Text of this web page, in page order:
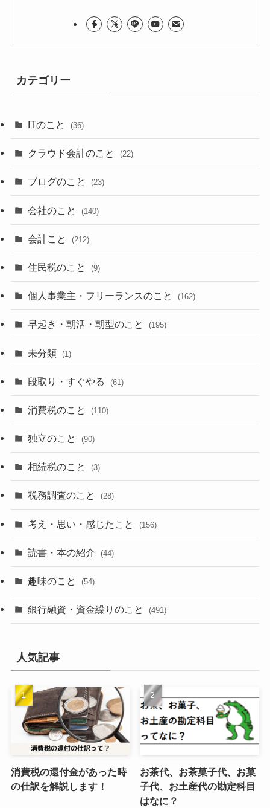
カテゴリー
ITのこと (36)
クラウド会計のこと (22)
ブログのこと (23)
会社のこと (140)
会計こと (212)
住民税のこと (9)
個人事業主・フリーランスのこと (162)
早起き・朝活・朝型のこと (195)
未分類 (1)
段取り・すぐやる (61)
消費税のこと (110)
独立のこと (90)
相続税のこと (3)
税務調査のこと (28)
考え・思い・感じたこと (156)
読書・本の紹介 (44)
趣味のこと (54)
銀行融資・資金繰りのこと (491)
人気記事
消費税の還付金があった時
の仕訳を解説します！
お茶代、お茶菓子代、お菓
子代、お土産代の勘定科目
はなに？